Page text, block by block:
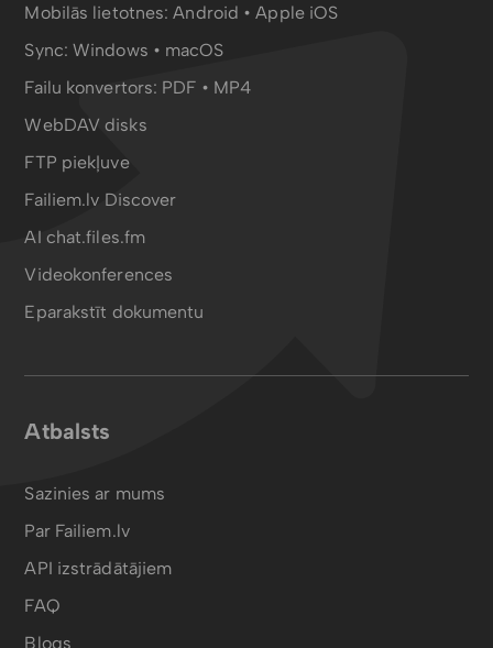
Mobilās lietotnes:Android •Apple iOS
Sync:Windows • macOS
Failu konvertors: PDF • MP4
WebDAV disks
FTP piekļuve
Failiem.lv Discover
AI chat.files.fm
Videokonferences
Eparakstīt dokumentu
Atbalsts
Sazinies ar mums
Par Failiem.lv
API izstrādātājiem
FAQ
Blogs